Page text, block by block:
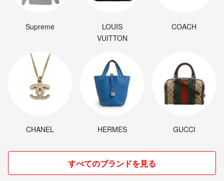
Supreme
LOUIS
VUITTON
COACH
CHANEL HERMES GUCCI
すべてのブランドを見る